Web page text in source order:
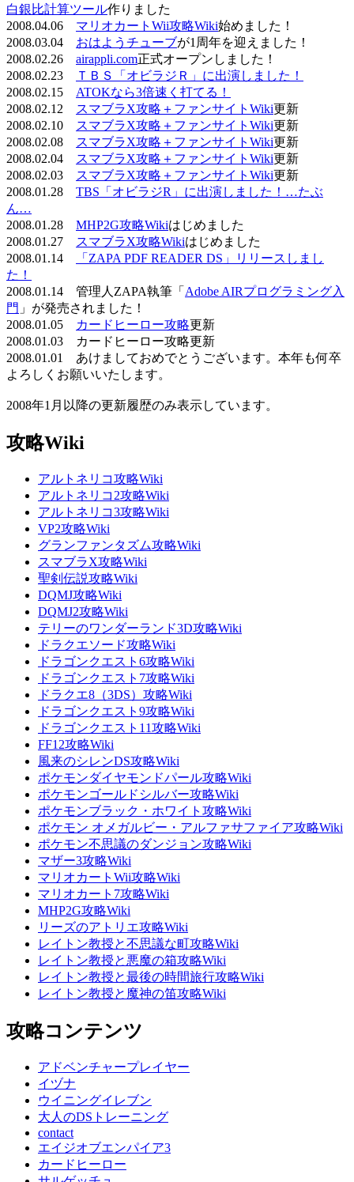
白銀比計算ツール作りました
2008.04.06 マリオカートWii攻略Wiki始めました！
2008.03.04 おはようチューブが1周年を迎えました！
2008.02.26 airappli.com正式オープンしました！
2008.02.23
ＴＢＳ「オビラジＲ」に出演しました！
2008.02.15 ATOKなら3倍速く打てる！
2008.02.12
スマブラX攻略＋ファンサイトWiki更新
2008.02.10
スマブラX攻略＋ファンサイトWiki更新
2008.02.08
スマブラX攻略＋ファンサイトWiki更新
2008.02.04
スマブラX攻略＋ファンサイトWiki更新
2008.02.03
スマブラX攻略＋ファンサイトWiki更新
2008.01.28 TBS「オビラジR」に出演しました！…たぶ
ん…
2008.01.28 MHP2G攻略Wikiはじめました
2008.01.27
スマブラX攻略Wikiはじめました
2008.01.14
「ZAPA PDF READER DS」リリースしまし
た！
2008.01.14 管理人ZAPA執筆「 Adobe AIRプログラミング入
門 」が発売されました！
2008.01.05
カードヒーロー攻略更新
2008.01.03 カードヒーロー攻略更新
2008.01.01 あけましておめでとうございます。本年も何卒
よろしくお願いいたします。
2008年1月以降の更新履歴のみ表示しています。
攻略Wiki
アルトネリコ攻略Wiki
アルトネリコ2攻略Wiki
アルトネリコ3攻略Wiki
VP2攻略Wiki
グランファンタズム攻略Wiki
スマブラX攻略Wiki
聖剣伝説攻略Wiki
DQMJ攻略Wiki
DQMJ2攻略Wiki
テリーのワンダーランド3D攻略Wiki
ドラクエソード攻略Wiki
ドラゴンクエスト6攻略Wiki
ドラゴンクエスト7攻略Wiki
ドラクエ8（3DS）攻略Wiki
ドラゴンクエスト9攻略Wiki
ドラゴンクエスト11攻略Wiki
FF12攻略Wiki
風来のシレンDS攻略Wiki
ポケモンダイヤモンドパール攻略Wiki
ポケモンゴールドシルバー攻略Wiki
ポケモンブラック・ホワイト攻略Wiki
ポケモン オメガルビー・アルファサファイア攻略Wiki
ポケモン不思議のダンジョン攻略Wiki
マザー3攻略Wiki
マリオカートWii攻略Wiki
マリオカート7攻略Wiki
MHP2G攻略Wiki
リーズのアトリエ攻略Wiki
レイトン教授と不思議な町攻略Wiki
レイトン教授と悪魔の箱攻略Wiki
レイトン教授と最後の時間旅行攻略Wiki
レイトン教授と魔神の笛攻略Wiki
攻略コンテンツ
アドベンチャープレイヤー
イヅナ
ウイニングイレブン
大人のDSトレーニング
contact
エイジオブエンパイア3
カードヒーロー